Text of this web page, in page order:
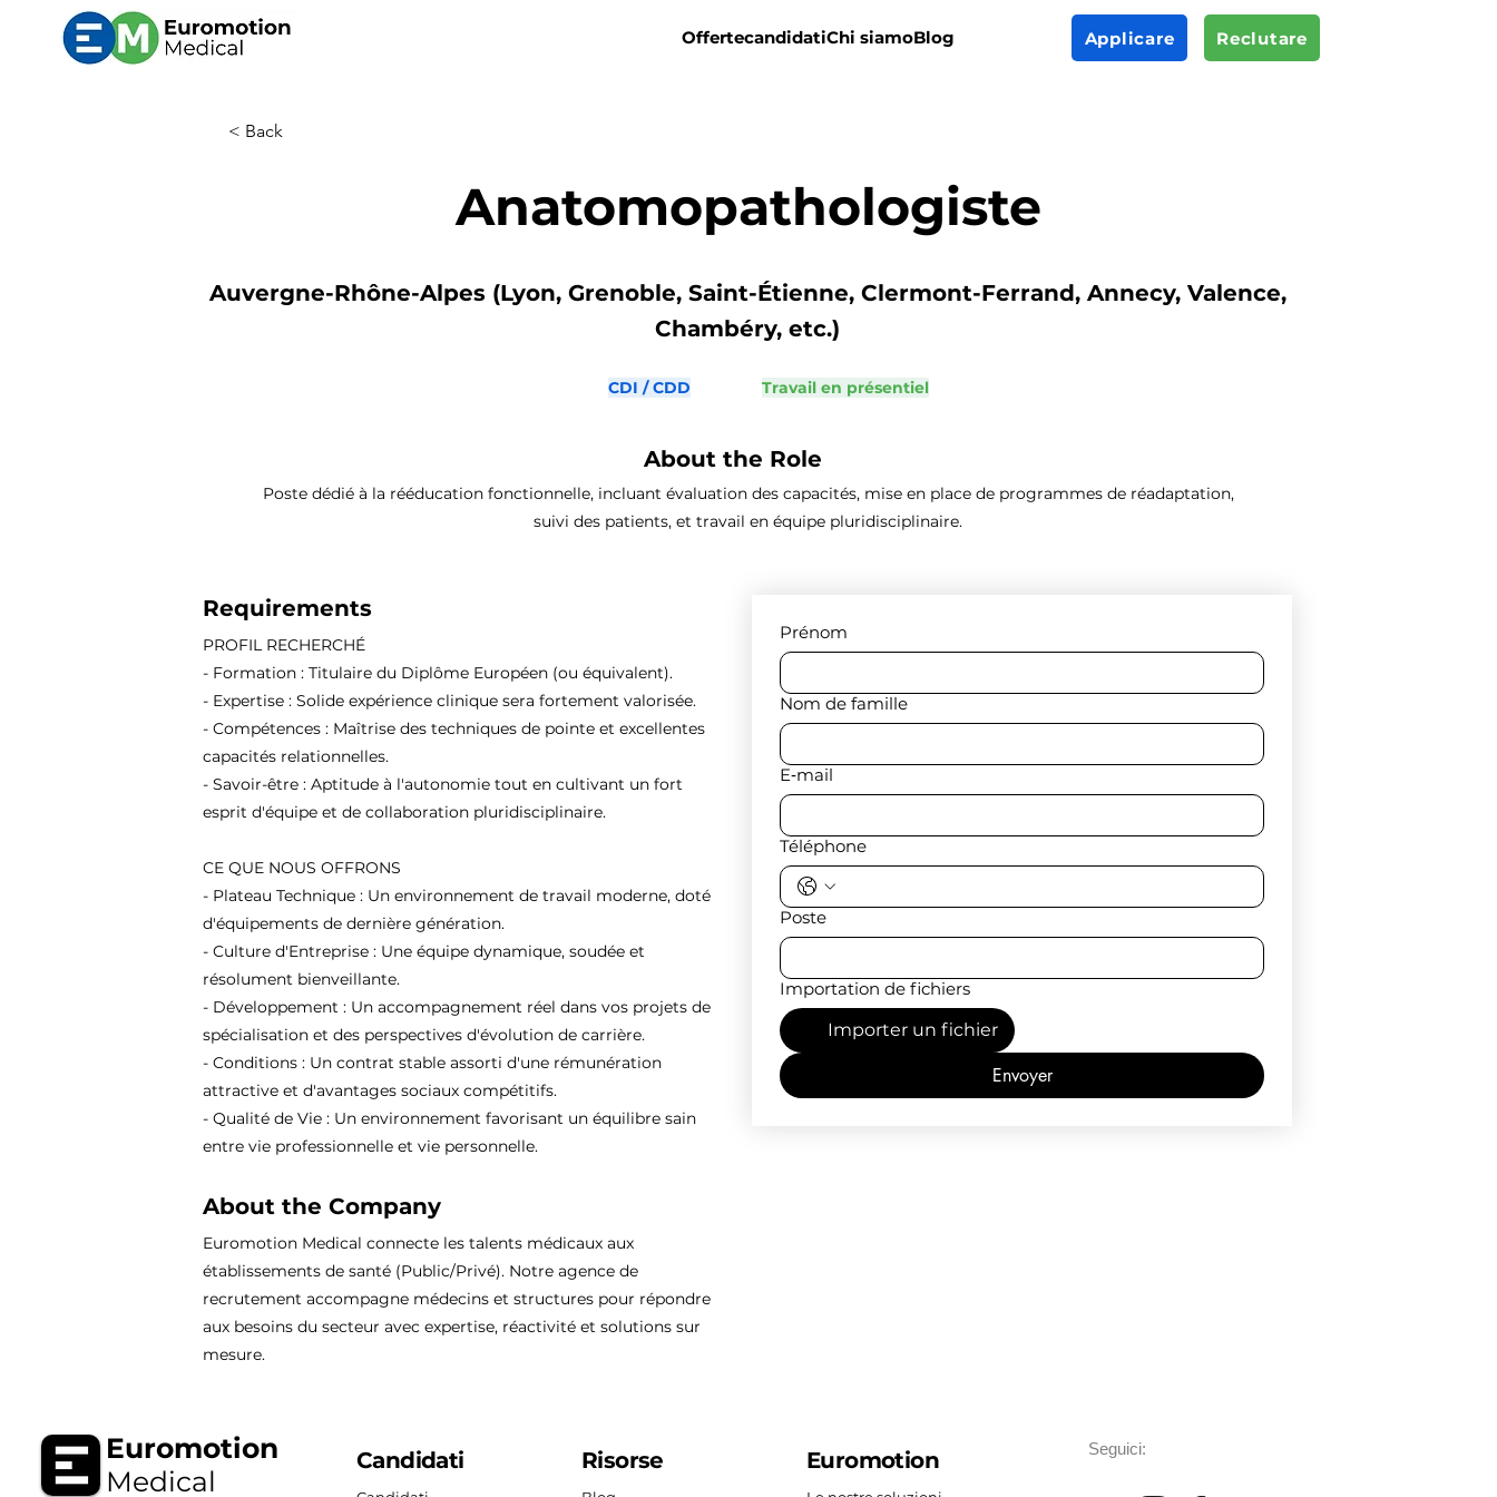
OffertecandidatiChi siamoBlog Applicare Reclutare
< Back
Anatomopathologiste
Auvergne-Rhône-Alpes (Lyon, Grenoble, Saint-Étienne, Clermont-Ferrand, Annecy, Valence,
Chambéry, etc.)
CDI / CDD Travail en présentiel
About the Role
Poste dédié à la rééducation fonctionnelle, incluant évaluation des capacités, mise en place de programmes de réadaptation,
suivi des patients, et travail en équipe pluridisciplinaire.
Requirements
PROFIL RECHERCHÉ
- Formation : Titulaire du Diplôme Européen (ou équivalent).
- Expertise : Solide expérience clinique sera fortement valorisée.
- Compétences : Maîtrise des techniques de pointe et excellentes
capacités relationnelles.
- Savoir-être : Aptitude à l'autonomie tout en cultivant un fort
esprit d'équipe et de collaboration pluridisciplinaire.
CE QUE NOUS OFFRONS
- Plateau Technique : Un environnement de travail moderne, doté
d'équipements de dernière génération.
- Culture d'Entreprise : Une équipe dynamique, soudée et
résolument bienveillante.
- Développement : Un accompagnement réel dans vos projets de
spécialisation et des perspectives d'évolution de carrière.
- Conditions : Un contrat stable assorti d'une rémunération
attractive et d'avantages sociaux compétitifs.
- Qualité de Vie : Un environnement favorisant un équilibre sain
entre vie professionnelle et vie personnelle.
About the Company
Euromotion Medical connecte les talents médicaux aux
établissements de santé (Public/Privé). Notre agence de
recrutement accompagne médecins et structures pour répondre
aux besoins du secteur avec expertise, réactivité et solutions sur
mesure.
Prénom
Nom de famille
E‑mail
Téléphone
Poste
Importation de fichiers
Importer un fichier
Envoyer
Euromotion
Medical
Candidati Risorse Euromotion Seguici: